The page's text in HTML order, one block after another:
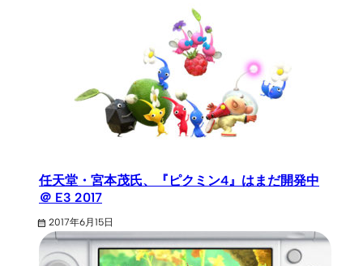
任天堂・宮本茂氏、『ピクミン4』はまだ開発中
＠ E3 2017
2017年6月15日